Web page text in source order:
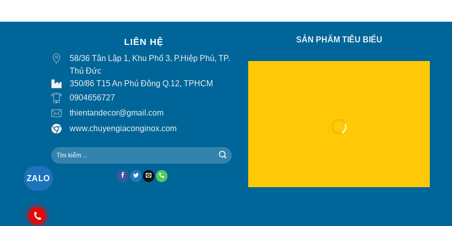
LIÊN HỆ
58/36 Tân Lập 1, Khu Phố 3, P.Hiệp Phú, TP.
Thủ Đức
350/86 T15 An Phú Đông Q.12, TPHCM
0904656727
thientandecor@gmail.com
www.chuyengiaconginox.com
SẢN PHẨM TIÊU BIỂU
ZALO